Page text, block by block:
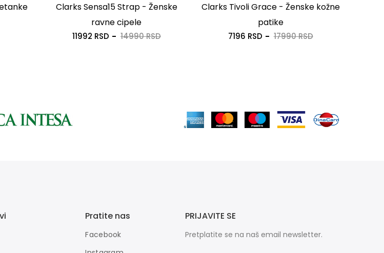
Clarks Sensa15 Strap - Ženske
ravne cipele
11992 RSD 14990 RSD
Clarks Tivoli Grace - Ženske kožne
patike
7196 RSD 17990 RSD
Pratite nas
Facebook
PRIJAVITE SE
Pretplatite se na naš email newsletter.